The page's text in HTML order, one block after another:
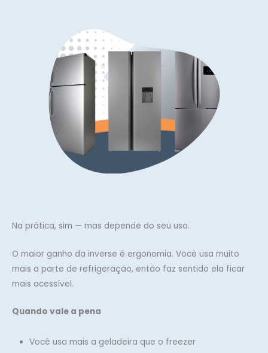
Na prática, sim — mas depende do seu uso.
O maior ganho da inverse é ergonomia. Você usa muito
mais a parte de refrigeração, então faz sentido ela ficar
mais acessível.
Quando vale a pena
Você usa mais a geladeira que o freezer